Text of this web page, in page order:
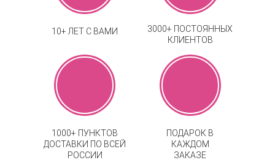
10+ ЛЕТ С ВАМИ
3000+ ПОСТОЯННЫХ
КЛИЕНТОВ
1000+ ПУНКТОВ
ДОСТАВКИ ПО ВСЕЙ
РОССИИ
ПОДАРОК В
КАЖДОМ
ЗАКАЗЕ